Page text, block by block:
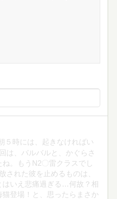
５時には、起きなければい
は、バルバルと、かぐらさ
。もうN2〇雷クラスでし
された彼を止めるものは、
はいえ悲痛過ぎる…何故？相
登場！と、思ったらまさか